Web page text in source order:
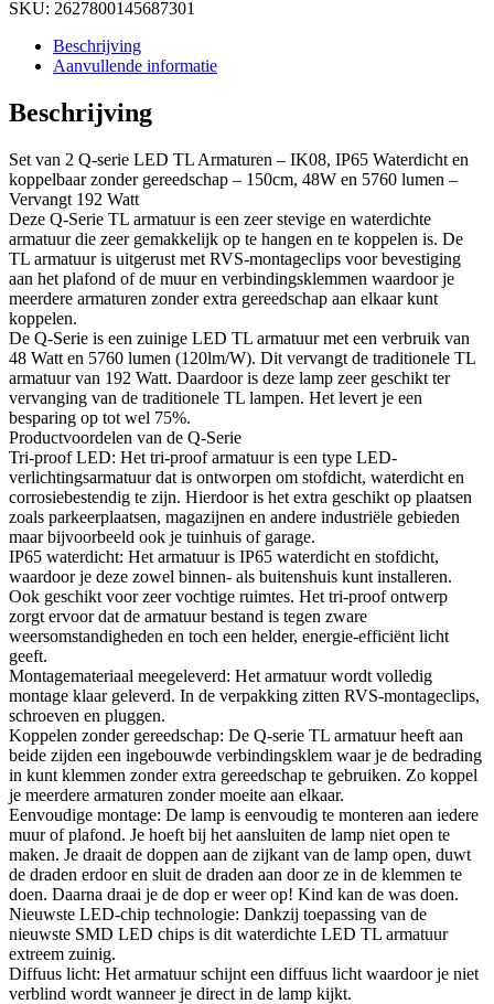
SKU: 2627800145687301
Beschrijving
Aanvullende informatie
Beschrijving
Set van 2 Q-serie LED TL Armaturen – IK08, IP65 Waterdicht en
koppelbaar zonder gereedschap – 150cm, 48W en 5760 lumen –
Vervangt 192 Watt
Deze Q-Serie TL armatuur is een zeer stevige en waterdichte
armatuur die zeer gemakkelijk op te hangen en te koppelen is. De
TL armatuur is uitgerust met RVS-montageclips voor bevestiging
aan het plafond of de muur en verbindingsklemmen waardoor je
meerdere armaturen zonder extra gereedschap aan elkaar kunt
koppelen.
De Q-Serie is een zuinige LED TL armatuur met een verbruik van
48 Watt en 5760 lumen (120lm/W). Dit vervangt de traditionele TL
armatuur van 192 Watt. Daardoor is deze lamp zeer geschikt ter
vervanging van de traditionele TL lampen. Het levert je een
besparing op tot wel 75%.
Productvoordelen van de Q-Serie
Tri-proof LED: Het tri-proof armatuur is een type LED-
verlichtingsarmatuur dat is ontworpen om stofdicht, waterdicht en
corrosiebestendig te zijn. Hierdoor is het extra geschikt op plaatsen
zoals parkeerplaatsen, magazijnen en andere industriële gebieden
maar bijvoorbeeld ook je tuinhuis of garage.
IP65 waterdicht: Het armatuur is IP65 waterdicht en stofdicht,
waardoor je deze zowel binnen- als buitenshuis kunt installeren.
Ook geschikt voor zeer vochtige ruimtes. Het tri-proof ontwerp
zorgt ervoor dat de armatuur bestand is tegen zware
weersomstandigheden en toch een helder, energie-efficiënt licht
geeft.
Montagemateriaal meegeleverd: Het armatuur wordt volledig
montage klaar geleverd. In de verpakking zitten RVS-montageclips,
schroeven en pluggen.
Koppelen zonder gereedschap: De Q-serie TL armatuur heeft aan
beide zijden een ingebouwde verbindingsklem waar je de bedrading
in kunt klemmen zonder extra gereedschap te gebruiken. Zo koppel
je meerdere armaturen zonder moeite aan elkaar.
Eenvoudige montage: De lamp is eenvoudig te monteren aan iedere
muur of plafond. Je hoeft bij het aansluiten de lamp niet open te
maken. Je draait de doppen aan de zijkant van de lamp open, duwt
de draden erdoor en sluit de draden aan door ze in de klemmen te
doen. Daarna draai je de dop er weer op! Kind kan de was doen.
Nieuwste LED-chip technologie: Dankzij toepassing van de
nieuwste SMD LED chips is dit waterdichte LED TL armatuur
extreem zuinig.
Diffuus licht: Het armatuur schijnt een diffuus licht waardoor je niet
verblind wordt wanneer je direct in de lamp kijkt.